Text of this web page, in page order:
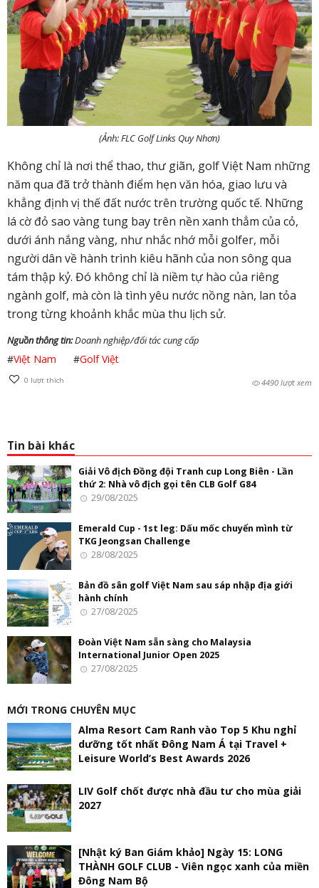
(Ảnh: FLC Golf Links Quy Nhơn)
Không chỉ là nơi thể thao, thư giãn, golf Việt Nam những
năm qua đã trở thành điểm hẹn văn hóa, giao lưu và
khẳng định vị thế đất nước trên trường quốc tế. Những
lá cờ đỏ sao vàng tung bay trên nền xanh thẳm của cỏ,
dưới ánh nắng vàng, như nhắc nhớ mỗi golfer, mỗi
người dân về hành trình kiêu hãnh của non sông qua
tám thập kỷ. Đó không chỉ là niềm tự hào của riêng
ngành golf, mà còn là tình yêu nước nồng nàn, lan tỏa
trong từng khoảnh khắc mùa thu lịch sử.
Nguồn thông tin:Doanh nghiệp/đối tác cung cấp
#Việt Nam #Golf Việt
0 lượt thích 4490 lượt xem
Tin bài khác
Giải Vô địch Đồng đội Tranh cup Long Biên - Lần
thứ 2: Nhà vô địch gọi tên CLB Golf G84
29/08/2025
Emerald Cup - 1st leg: Dấu mốc chuyển mình từ
TKG Jeongsan Challenge
28/08/2025
Bản đồ sân golf Việt Nam sau sáp nhập địa giới
hành chính
27/08/2025
Đoàn Việt Nam sẵn sàng cho Malaysia
International Junior Open 2025
27/08/2025
MỚI TRONG CHUYÊN MỤC
Alma Resort Cam Ranh vào Top 5 Khu nghỉ
dưỡng tốt nhất Đông Nam Á tại Travel +
Leisure World’s Best Awards 2026
LIV Golf chốt được nhà đầu tư cho mùa giải
2027
[Nhật ký Ban Giám khảo] Ngày 15: LONG
THÀNH GOLF CLUB - Viên ngọc xanh của miền
Đông Nam Bộ